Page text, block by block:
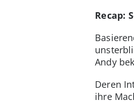
Recap:
Andy
Deren
ihre